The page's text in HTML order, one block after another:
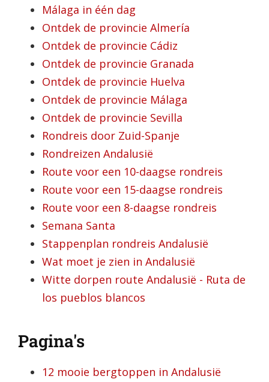
Málaga in één dag
Ontdek de provincie Almería
Ontdek de provincie Cádiz
Ontdek de provincie Granada
Ontdek de provincie Huelva
Ontdek de provincie Málaga
Ontdek de provincie Sevilla
Rondreis door Zuid-Spanje
Rondreizen Andalusië
Route voor een 10-daagse rondreis
Route voor een 15-daagse rondreis
Route voor een 8-daagse rondreis
Semana Santa
Stappenplan rondreis Andalusië
Wat moet je zien in Andalusië
Witte dorpen route Andalusië - Ruta de
los pueblos blancos
Pagina's
12 mooie bergtoppen in Andalusië